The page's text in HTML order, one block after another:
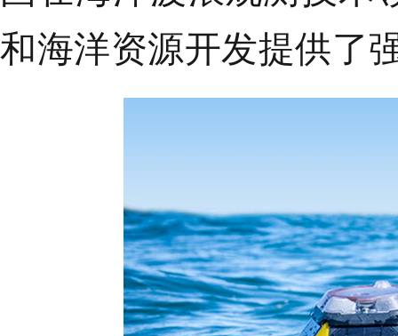
和海洋资源开发提供了